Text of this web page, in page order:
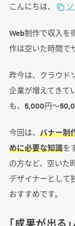
こんにちは、
Web制作で収入を
作は空いた時間で
昨今は、クラウド
企業が増えてきて
も、5,000円～
今回は、 バナー制
めに必要な知識を
の方など、空いた
デザイナーとして
おすすめです。